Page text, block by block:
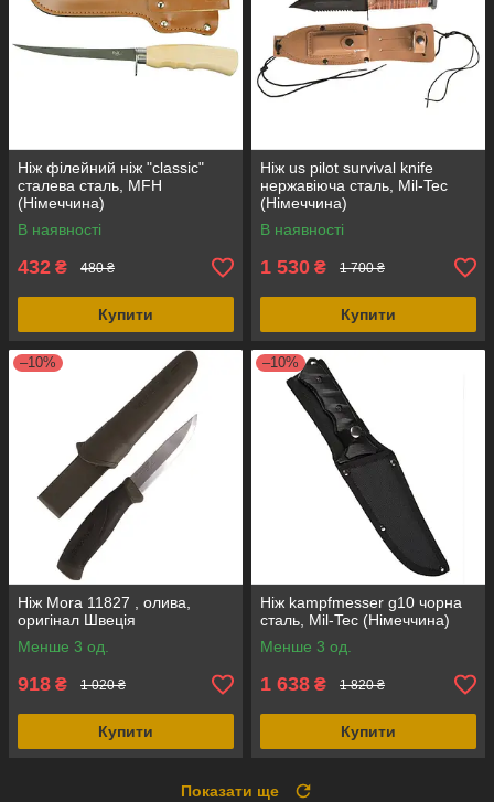
Ніж філейний ніж "classic"
сталева сталь, MFH
(Німеччина)
В наявності
432 ₴ 480 ₴
Купити
Ніж us pilot survival knife
нержавіюча сталь, Mil-Tec
(Німеччина)
В наявності
1 530 ₴ 1 700 ₴
Купити
–10%
Ніж Mora 11827 , олива,
оригінал Швеція
Менше 3 од.
918 ₴ 1 020 ₴
Купити
–10%
Ніж kampfmesser g10 чорна
сталь, Mil-Tec (Німеччина)
Менше 3 од.
1 638 ₴ 1 820 ₴
Купити
Показати ще